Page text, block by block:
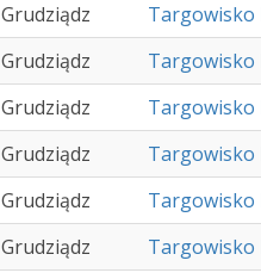
Grudziądz Targowisko
Grudziądz Targowisko
Grudziądz Targowisko
Grudziądz Targowisko
Grudziądz Targowisko
Grudziądz Targowisko